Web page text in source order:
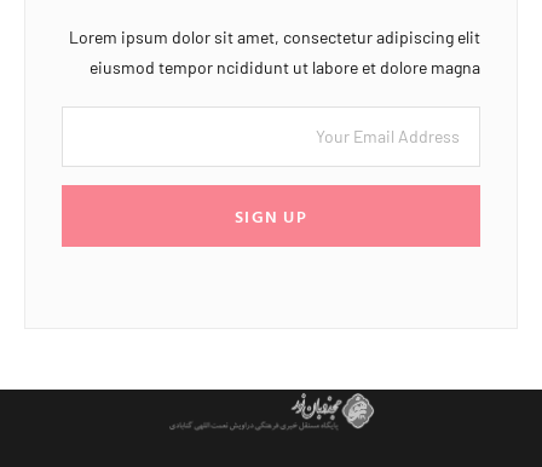
Lorem ipsum dolor sit amet, consectetur adipiscing elit
eiusmod tempor ncididunt ut labore et dolore magna
SIGN UP